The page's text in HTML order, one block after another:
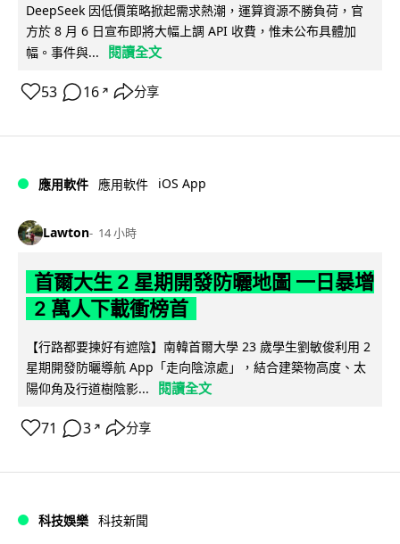
DeepSeek 因低價策略掀起需求熱潮，運算資源不勝負荷，官
方於 8 月 6 日宣布即將大幅上調 API 收費，惟未公布具體加
幅。事件與...
閱讀全文
53 16 ↗ 分享
應用軟件 應用軟件 iOS App
Lawton 14 小時
首爾大生 2 星期開發防曬地圖 一日暴增
2 萬人下載衝榜首
【行路都要揀好有遮陰】南韓首爾大學 23 歲學生劉敏俊利用 2
星期開發防曬導航 App「走向陰涼處」，結合建築物高度、太
陽仰角及行道樹陰影...
閱讀全文
71 3 ↗ 分享
科技娛樂 科技新聞